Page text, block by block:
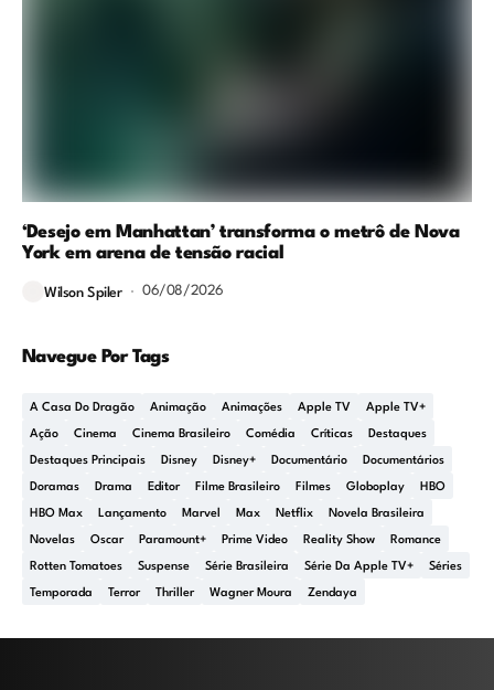
‘Desejo em Manhattan’ transforma o metrô de Nova
York em arena de tensão racial
Wilson Spiler 06/08/2026
Navegue Por Tags
A Casa Do Dragão Animação Animações Apple TV Apple TV+
Ação Cinema Cinema Brasileiro Comédia Críticas Destaques
Destaques Principais Disney Disney+ Documentário Documentários
Doramas Drama Editor Filme Brasileiro Filmes Globoplay HBO
HBO Max Lançamento Marvel Max Netflix Novela Brasileira
Novelas Oscar Paramount+ Prime Video Reality Show Romance
Rotten Tomatoes Suspense Série Brasileira Série Da Apple TV+ Séries
Temporada Terror Thriller Wagner Moura Zendaya